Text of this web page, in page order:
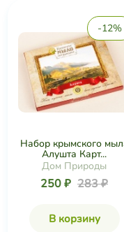
-12%
Набор крымского
Алушта Карт...
Дом Природы
250 ₽ 283 ₽
В корзину